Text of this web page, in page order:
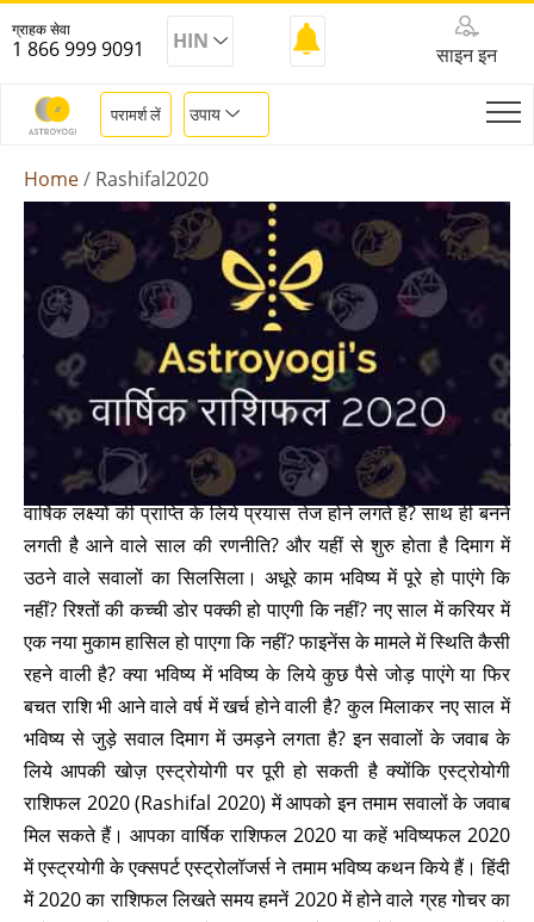
ग्राहक सेवा
1 866 999 9091 HIN
साइन इन
परामर्श लें उपाय
Home Rashifal2020
वार्षिक राशिफल 2020
राशिफल 2020 (rashifal 2020) क्या कहता है? नए साल के लिये दिनों
की उल्टी गिनती जैसे ही शुरु होने लगती है वैसे ही नई उम्मीदें भी जन्म लेने
लगती हैं। अधूरे कामों को जल्द से जल्द निबटाने का दबाव बढ़ने लगता है?
वार्षिक लक्ष्यों की प्राप्ति के लिये प्रयास तेज होने लगते है? साथ ही बनने
लगती है आने वाले साल की रणनीति? और यहीं से शुरु होता है दिमाग में
उठने वाले सवालों का सिलसिला। अधूरे काम भविष्य में पूरे हो पाएंगे कि
नहीं? रिश्तों की कच्ची डोर पक्की हो पाएगी कि नहीं? नए साल में करियर में
एक नया मुकाम हासिल हो पाएगा कि नहीं? फाइनेंस के मामले में स्थिति कैसी
रहने वाली है? क्या भविष्य में भविष्य के लिये कुछ पैसे जोड़ पाएंगे या फिर
बचत राशि भी आने वाले वर्ष में खर्च होने वाली है? कुल मिलाकर नए साल में
भविष्य से जुड़े सवाल दिमाग में उमड़ने लगता है? इन सवालों के जवाब के
लिये आपकी खोज़ एस्ट्रोयोगी पर पूरी हो सकती है क्योंकि एस्ट्रोयोगी
राशिफल 2020 (Rashifal 2020) में आपको इन तमाम सवालों के जवाब
मिल सकते हैं। आपका वार्षिक राशिफल 2020 या कहें भविष्यफल 2020
में एस्ट्रयोगी के एक्सपर्ट एस्ट्रोलॉजर्स ने तमाम भविष्य कथन किये हैं। हिंदी
में 2020 का राशिफल लिखते समय हमनें 2020 में होने वाले ग्रह गोचर का